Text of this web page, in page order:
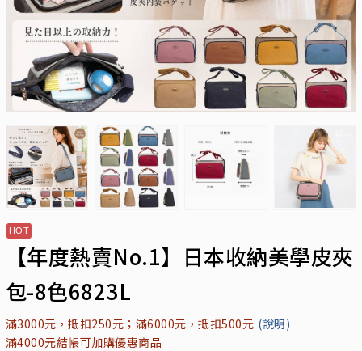
【年度熱賣No.1】日本收納美學皮夾
包-8色6823L
滿3000元，抵扣250元；滿6000元，抵扣500元 (說明)
滿4000元結帳可加購優惠商品